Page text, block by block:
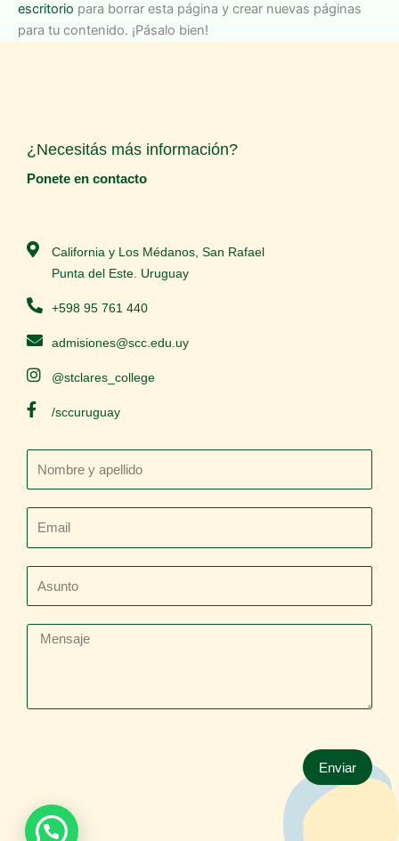
escritorio para borrar esta página y crear nuevas páginas
para tu contenido. ¡Pásalo bien!
¿Necesitás más información?
Ponete en contacto
California y Los Médanos, San Rafael
Punta del Este. Uruguay
+598 95 761 440
admisiones@scc.edu.uy
@stclares_college
/sccuruguay
Mensaje
Enviar